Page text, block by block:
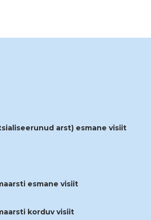
arst) esmane visiit
esmane visiit
korduv visiit